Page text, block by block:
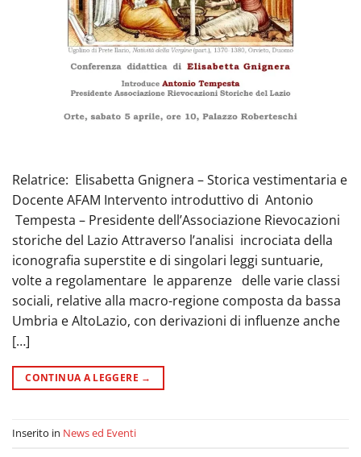
Relatrice: Elisabetta Gnignera – Storica vestimentaria e
Docente AFAM Intervento introduttivo di Antonio
Tempesta – Presidente dell’Associazione Rievocazioni
storiche del Lazio Attraverso l’analisi incrociata della
iconografia superstite e di singolari leggi suntuarie,
volte a regolamentare le apparenze delle varie classi
sociali, relative alla macro-regione composta da bassa
Umbria e AltoLazio, con derivazioni di influenze anche
[…]
CONTINUA A LEGGERE →
Inserito in News ed Eventi